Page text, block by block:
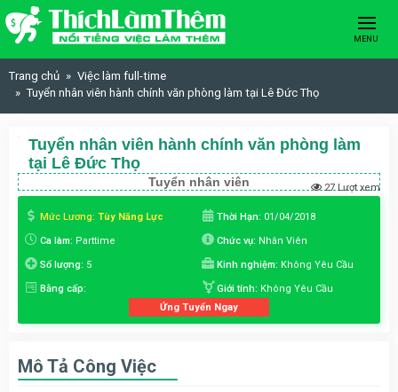
Skip to content
MENU
Trang chủ
Việc làm full-time
Tuyển nhân viên hành chính văn phòng làm tại Lê Đức Thọ
Tuyển nhân viên hành chính văn phòng làm
tại Lê Đức Thọ
Tuyển nhân viên 27 Lượt xem
Mức Lương: Tùy Năng Lực Thời Hạn: 01/04/2018
Ca làm: Parttime Chức vụ: Nhân Viên
Số lượng: 5 Kinh nghiệm: Không Yêu Cầu
Bằng cấp: Giới tính: Không Yêu Cầu
Ứng Tuyển Ngay
Mô Tả Công Việc